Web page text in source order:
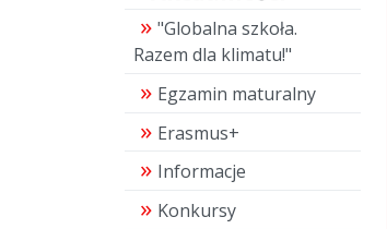
"Globalna szkoła.
Razem dla klimatu!"
Egzamin maturalny
Erasmus+
Informacje
Konkursy